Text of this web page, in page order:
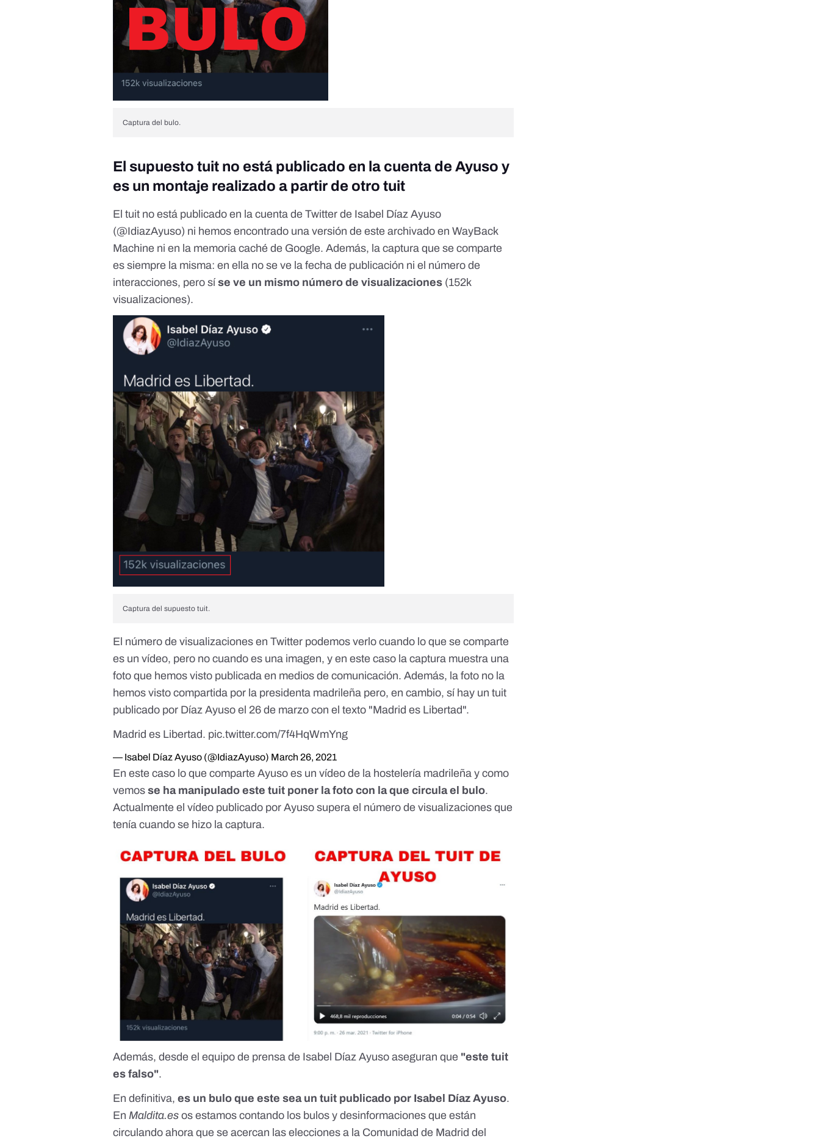
Captura del bulo.
El supuesto tuit no está publicado en la cuenta de Ayuso y
es un montaje realizado a partir de otro tuit
El tuit no está publicado en la cuenta de Twitter de Isabel Díaz Ayuso
(@IdiazAyuso) ni hemos encontrado una versión de estearchivado en WayBack
Machine ni en la memoria caché de Google. Además, la captura que se comparte
es siempre la misma: en ella no se ve la fecha de publicación ni el número de
interacciones, pero síse ve un mismo número de visualizaciones (152k
visualizaciones).
Captura del supuesto tuit.
El número de visualizaciones en Twitter podemos verlo cuando lo que se comparte
es un vídeo, pero no cuando es una imagen, y en este caso la captura muestra una
foto que hemos visto publicada en medios de comunicación. Además, la foto no la
hemos visto compartida por la presidenta madrileña pero, en cambio, sí hay untuit
publicado por Díaz Ayuso el 26 de marzo con el texto "Madrid es Libertad".
Madrid es Libertad. pic.twitter.com/7f4HqWmYng
— Isabel Díaz Ayuso (@IdiazAyuso) March 26, 2021
En este caso lo que comparte Ayuso es un vídeo de la hostelería madrileña y como
vemosse ha manipulado este tuit poner la foto con la que circula el bulo.
Actualmente el vídeo publicado por Ayuso supera el número de visualizaciones que
tenía cuando se hizo la captura.
Además, desde el equipo de prensa de Isabel Díaz Ayuso aseguran que "este tuit
es falso".
En definitiva,es un bulo que este sea un tuit publicado por Isabel Díaz Ayuso.
En Maldita.esos estamos contando los bulos y desinformaciones que están
circulando ahora que se acercan las elecciones a la Comunidad de Madrid del